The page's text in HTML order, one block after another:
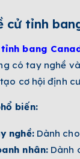
cử tỉnh
bang
có tay nghề
cơ hội định
biến:
nghề:Dành
nhân:Dành